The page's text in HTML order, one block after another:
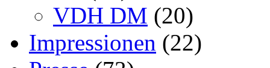
VDH DM (20)
Impressionen (22)